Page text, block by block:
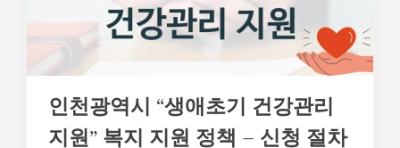
인천광역시 “생애초기 건강관리
지원” 복지 지원 정책 – 신청 절차